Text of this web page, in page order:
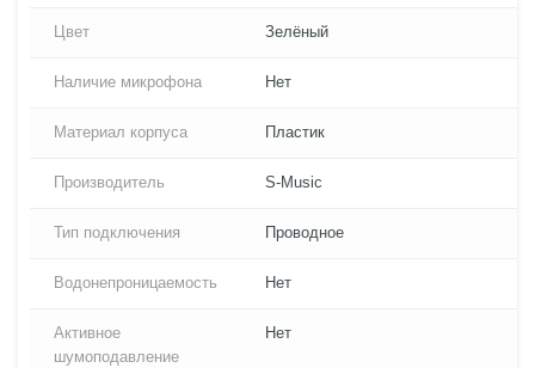
Цвет Зелёный
Наличие микрофона Нет
Материал корпуса Пластик
Производитель S-Music
Тип подключения Проводное
Водонепроницаемость Нет
Активное
шумоподавление
Нет